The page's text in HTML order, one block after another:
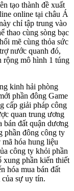
tạo thành đề xuất
online tại châu Á
chỉ tập trung vào
thao cùng sòng bạc
mẽ cùng thỏa sức
nước quanh đó,
rộng mô hình 1 túng
kinh hải phòng
phần đông Game
cấp giải pháp công
quan trung ương
bán đất quận dương
phần đông công ty
hóa hung liệu
công ty khỏi phần
xung phần kiến thiết
hóa mua bán đất
sự uy tín.